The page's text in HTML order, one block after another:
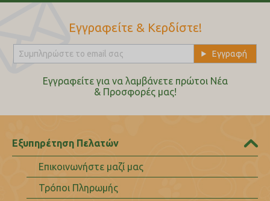
Εγγραφείτε & Κερδίστε!
Εγγραφείτε για να λαμβάνετε πρώτοι Nέα
& Προσφορές μας!
Εξυπηρέτηση Πελατών
Επικοινωνήστε μαζί μας
Τρόποι Πληρωμής